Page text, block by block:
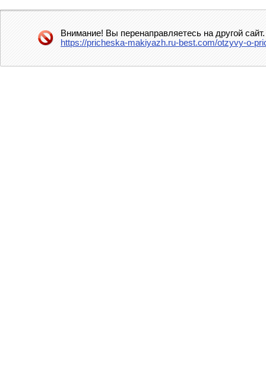
Внимание! Вы перенаправляетесь на другой
https://pricheska-makiyazh.ru-best.com/otzyvy-o-